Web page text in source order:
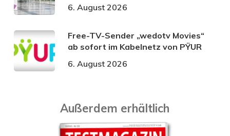
6. August 2026
Free-TV-Sender „wedotv Movies“
ab sofort im Kabelnetz von PŸUR
6. August 2026
Außerdem erhältlich